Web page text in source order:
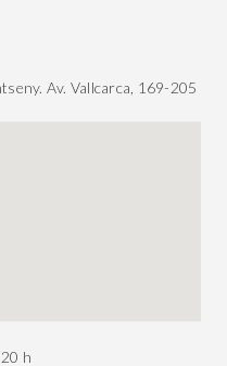
Av. Vallcarca, 169-205
h